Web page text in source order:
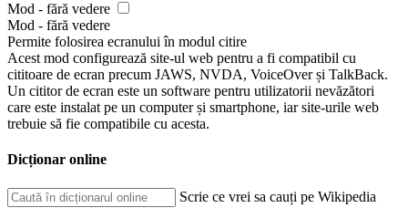
Mod - fără vedere
Mod - fără vedere
Permite folosirea ecranului în modul citire
Acest mod configurează site-ul web pentru a fi compatibil cu
cititoare de ecran precum JAWS, NVDA, VoiceOver și TalkBack.
Un cititor de ecran este un software pentru utilizatorii nevăzători
care este instalat pe un computer și smartphone, iar site-urile web
trebuie să fie compatibile cu acesta.
Dicționar online
Scrie ce vrei sa cauți pe Wikipedia